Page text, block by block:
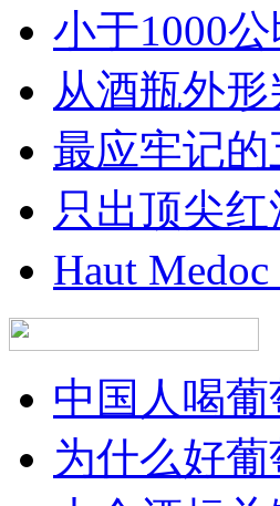
小于1000
从酒瓶外
最应牢记
只出顶尖
Haut
中国人喝
为什么好